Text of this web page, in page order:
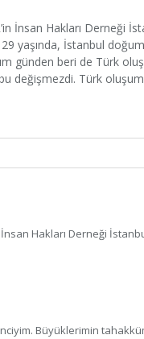
İnsan Hakları Derneği
yaşında, İstanbul
günden beri de Türk
değişmezdi. Türk
İnsan Hakları Derneği
Büyüklerimin